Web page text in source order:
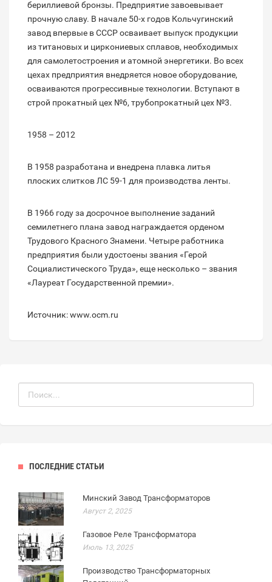
бериллиевой бронзы. Предприятие завоевывает
прочную славу. В начале 50-х годов Кольчугинский
завод впервые в СССР осваивает выпуск продукции
из титановых и циркониевых сплавов, необходимых
для самолетостроения и атомной энергетики. Во всех
цехах предприятия внедряется новое оборудование,
осваиваются прогрессивные технологии. Вступают в
строй прокатный цех №6, трубопрокатный цех №3.
1958 – 2012
В 1958 разработана и внедрена плавка литья
плоских слитков ЛС 59-1 для производства ленты.
В 1966 году за досрочное выполнение заданий
семилетнего плана завод награждается орденом
Трудового Красного Знамени. Четыре работника
предприятия были удостоены звания «Герой
Социалистического Труда», еще несколько – звания
«Лауреат Государственной премии».
Источник: www.ocm.ru
ПОСЛЕДНИЕ СТАТЬИ
Минский Завод Трансформаторов
Август 2, 2025
Газовое Реле Трансформатора
Июль 13, 2025
Производство Трансформаторных